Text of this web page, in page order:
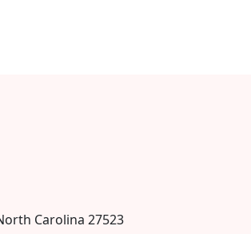
Carolina 27523